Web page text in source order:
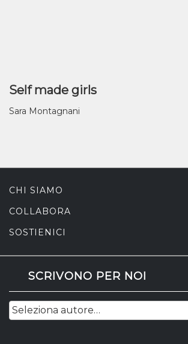
Self made girls
Sara Montagnani
CHI SIAMO
COLLABORA
SOSTIENICI
SCRIVONO PER NOI